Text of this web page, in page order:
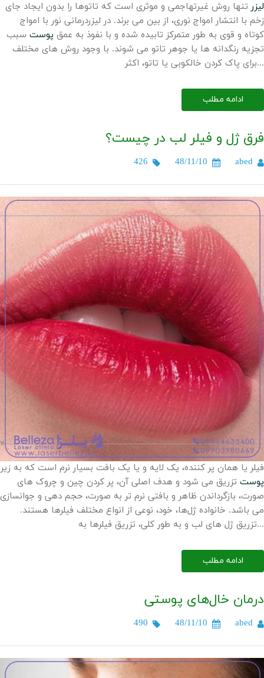
لیزر تنها روش غیرتهاجمی و موثری است که تاتوها را بدون ایجاد جای
زخم با انتشار امواج نوری، از بین می برند. در لیزردرمانی نور با امواج
کوتاه و قوی به طور متمرکز تابیده شده و با نفوذ به عمق پوست سبب
تجزیه رنگدانه ها یا جوهر تاتو می شوند. با وجود روش های مختلف
برای پاک کردن خالکوبی یا تاتو، اکثر...
ادامه مطلب
فرق ژل و فیلر لب در چیست؟
abed
48/11/10
426
فیلر یا همان پر کننده، یک لایه و یا یک بافت بسیار نرم است که به زیر
پوست تزریق می شود و هدف اصلی آن، پر کردن چین و چروک های
صورت، بازگرداندن ظاهر و بافتی نرم تر به صورت، حجم دهی و جوانسازی
می باشد. خانواده ژل‌ها، خود، نوعی از انواع مختلف فیلرها هستند.
تزریق ژل‌ های لب و به طور کلی، تزریق فیلرها به...
ادامه مطلب
درمان خال‌های پوستی
abed
48/11/10
490